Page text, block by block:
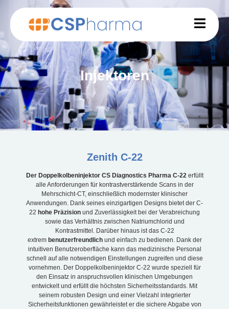
Injektoren
Zenith C-22
Der Doppelkolbeninjektor CS Diagnostics Pharma C-22erfüllt
alle Anforderungen für kontrastverstärkende Scans in der
Mehrschicht-CT, einschließlich modernster klinischer
Anwendungen. Dank seines einzigartigen Designs bietet der C-
22 hohe Präzision und Zuverlässigkeit bei der Verabreichung
sowie das Verhältnis zwischen Natriumchlorid und
Kontrastmittel. Darüber hinaus ist das C-22
extrem benutzerfreundlichund einfach zu bedienen. Dank der
intuitiven Benutzeroberfläche kann das medizinische Personal
schnell auf alle notwendigen Einstellungen zugreifen und diese
vornehmen. Der Doppelkolbeninjektor C-22 wurde speziell für
den Einsatz in anspruchsvollen klinischen Umgebungen
entwickelt und erfüllt die höchsten Sicherheitsstandards. Mit
seinem robusten Design und einer Vielzahl integrierter
Sicherheitsfunktionen gewährleistet er die sichere Abgabe von